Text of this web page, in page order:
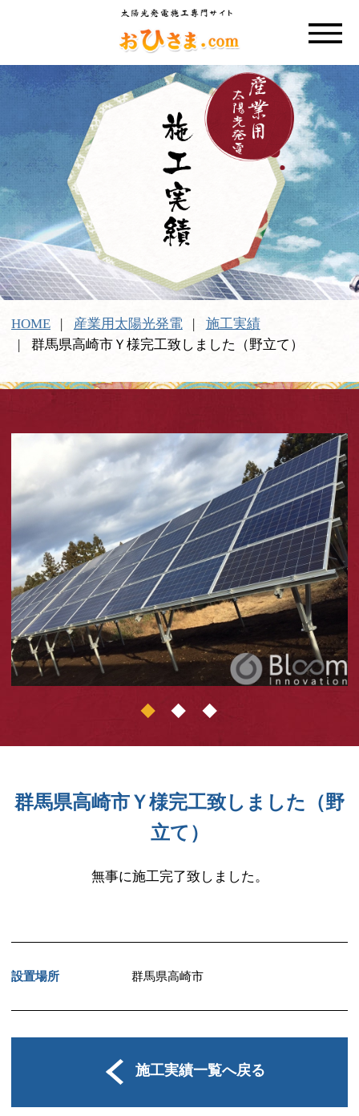
HOME 産業用太陽光発電
施工実績
群馬県高崎市Ｙ様完工致しました（野立て）
1 2 3
群馬県高崎市Ｙ様完工致しました（野
立て）
無事に施工完了致しました。
設置場所 群馬県高崎市
施工実績一覧へ戻る